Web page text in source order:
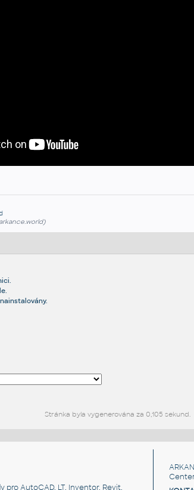
Stránka byla vygenerována za 0,105 sekund.
AutoCAD, LT, Inventor, Revit,